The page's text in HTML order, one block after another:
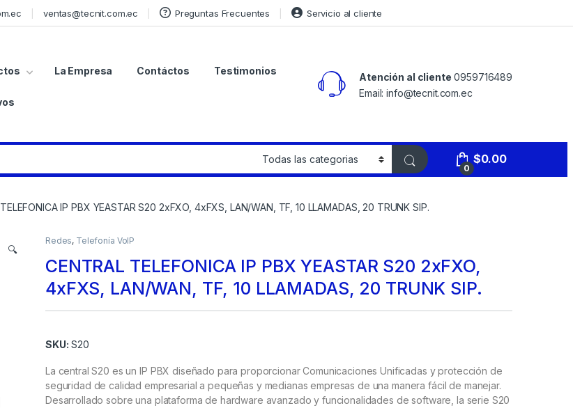
ventas@tecnit.com.ec Preguntas Frecuentes Servicio al cliente
La Empresa Contáctos Testimonios
Atención al cliente 0959716489
Email: info@tecnit.com.ec
0
$0.00
IP PBX YEASTAR S20 2xFXO, 4xFXS, LAN/WAN, TF, 10 LLAMADAS, 20 TRUNK SIP.
🔍
Redes, Telefonía VoIP
CENTRAL TELEFONICA IP PBX YEASTAR S20 2xFXO,
4xFXS, LAN/WAN, TF, 10 LLAMADAS, 20 TRUNK SIP.
SKU: S20
La central S20 es un IP PBX diseñado para proporcionar Comunicaciones Unificadas y protección de
seguridad de calidad empresarial a pequeñas y medianas empresas de una manera fácil de manejar.
Desarrollado sobre una plataforma de hardware avanzado y funcionalidades de software, la serie S20